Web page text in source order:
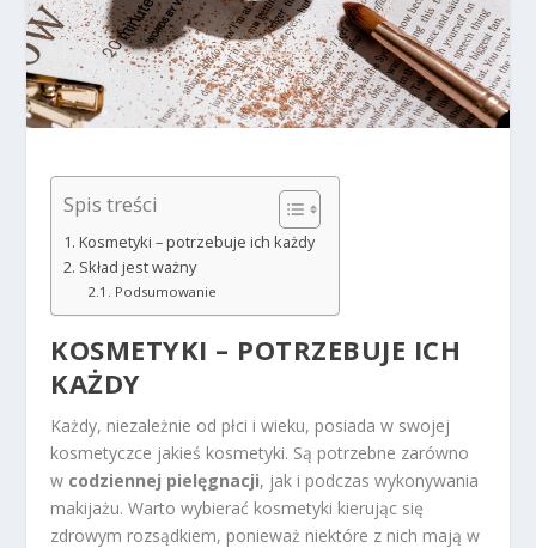
Spis treści
Kosmetyki – potrzebuje ich każdy
Skład jest ważny
Podsumowanie
KOSMETYKI – POTRZEBUJE ICH
KAŻDY
Każdy, niezależnie od płci i wieku, posiada w swojej
kosmetyczce jakieś kosmetyki. Są potrzebne zarówno
w codziennej pielęgnacji, jak i podczas wykonywania
makijażu. Warto wybierać kosmetyki kierując się
zdrowym rozsądkiem, ponieważ niektóre z nich mają w